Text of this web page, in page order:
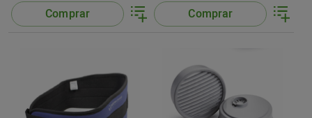
Comprar Comprar